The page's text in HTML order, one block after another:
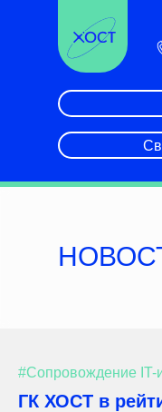
#Сопровождение IT-
ГК ХОСТ в